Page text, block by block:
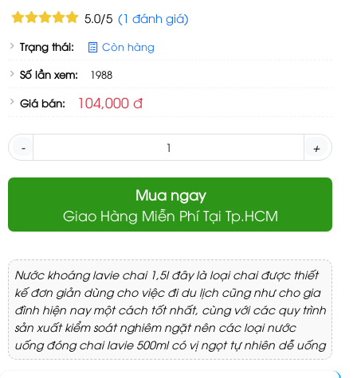
5.0/5 (1 đánh giá)
Trạng thái:
Còn hàng
Số lần xem:
1988
Giá bán:
104,000 đ
- +
Mua ngay
Giao Hàng Miễn Phí Tại Tp.HCM
Nước khoáng lavie chai 1,5l đây là loại chai được thiết
kế đơn giản dùng cho việc đi du lịch cũng như cho gia
đình hiện nay một cách tốt nhất, cùng với các quy trình
sản xuất kiểm soát nghiêm ngặt nên các loại nước
uống đóng chai lavie 500ml có vị ngọt tự nhiên dễ uống